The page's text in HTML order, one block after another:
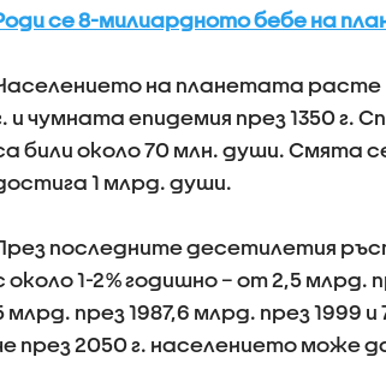
се 8-милиардното бебе на
на планетата расте
и чумната епидемия през 1350 г.
били около 70 млн. души. Смята
1 млрд. души.
последните десетилетия
около 1-2% годишно – от 2,5 млрд.
млрд. през 1987,6 млрд. през 1999
през 2050 г. населението може